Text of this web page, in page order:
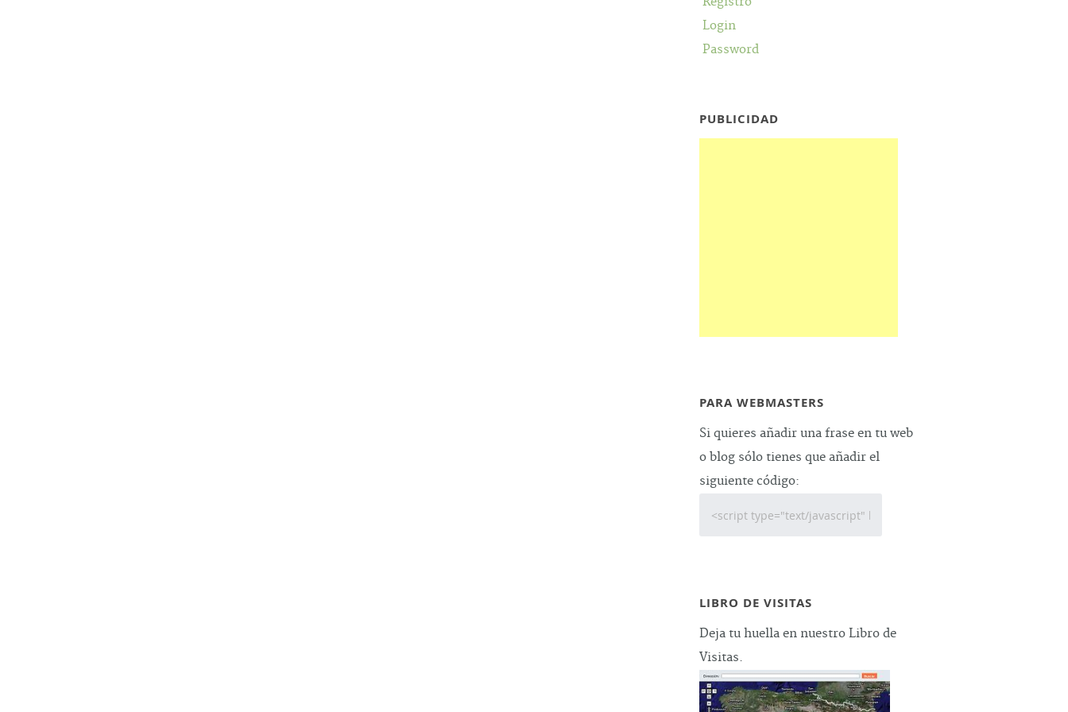
Login
Password
PUBLICIDAD
PARA WEBMASTERS
Si quieres añadir una frase en tu web
o blog sólo tienes que añadir el
siguiente código:
LIBRO DE VISITAS
Deja tu huella en nuestro Libro de
Visitas.